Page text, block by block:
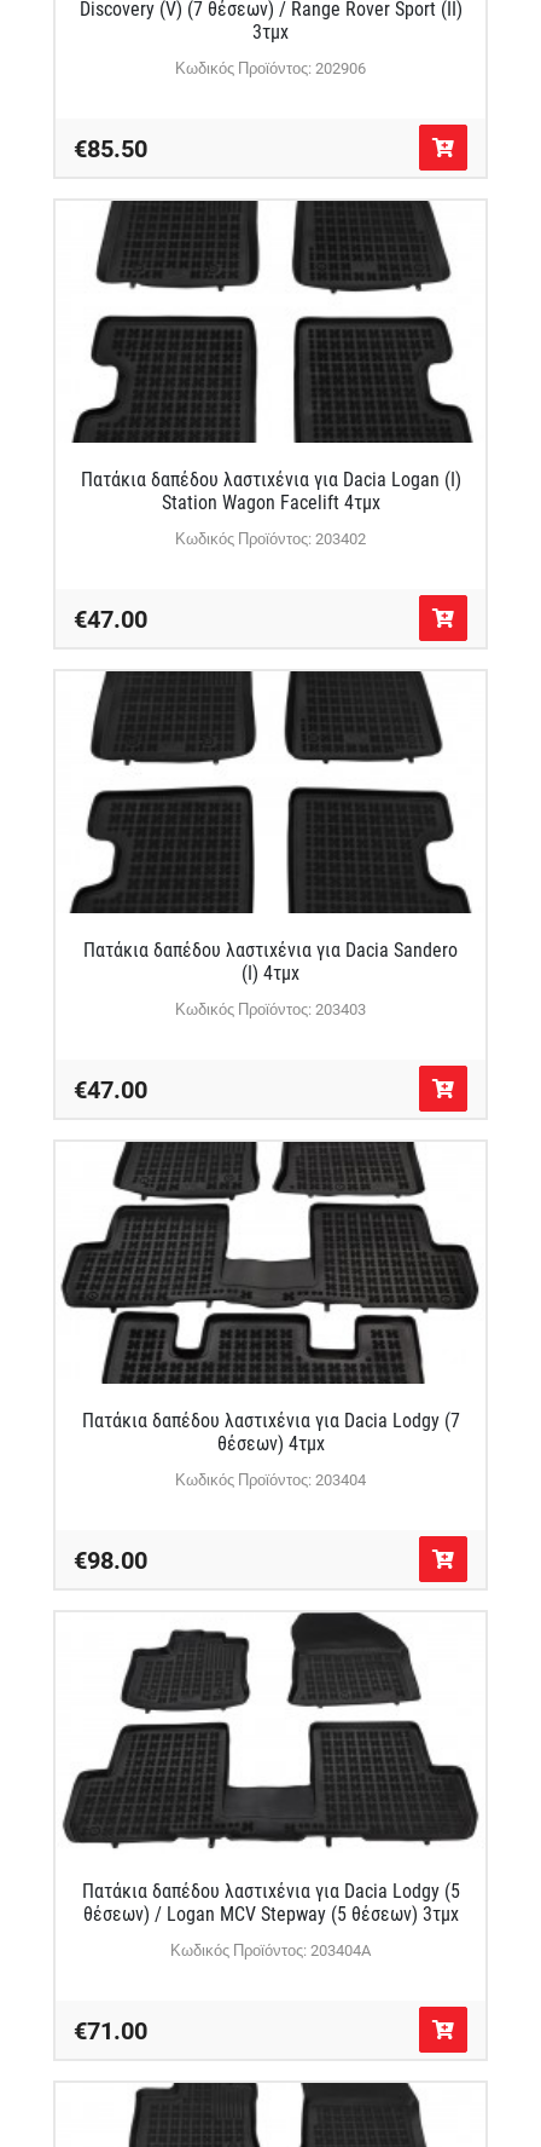
Discovery (V) (7 θέσεων) / Range Rover Sport (II)
3τμχ
Κωδικός Προϊόντος: 202906
€85.50
Πατάκια δαπέδου λαστιχένια για Dacia Logan (I)
Station Wagon Facelift 4τμχ
Κωδικός Προϊόντος: 203402
€47.00
Πατάκια δαπέδου λαστιχένια για Dacia Sandero
(I) 4τμχ
Κωδικός Προϊόντος: 203403
€47.00
Πατάκια δαπέδου λαστιχένια για Dacia Lodgy (7
θέσεων) 4τμχ
Κωδικός Προϊόντος: 203404
€98.00
Πατάκια δαπέδου λαστιχένια για Dacia Lodgy (5
θέσεων) / Logan MCV Stepway (5 θέσεων) 3τμχ
Κωδικός Προϊόντος: 203404A
€71.00